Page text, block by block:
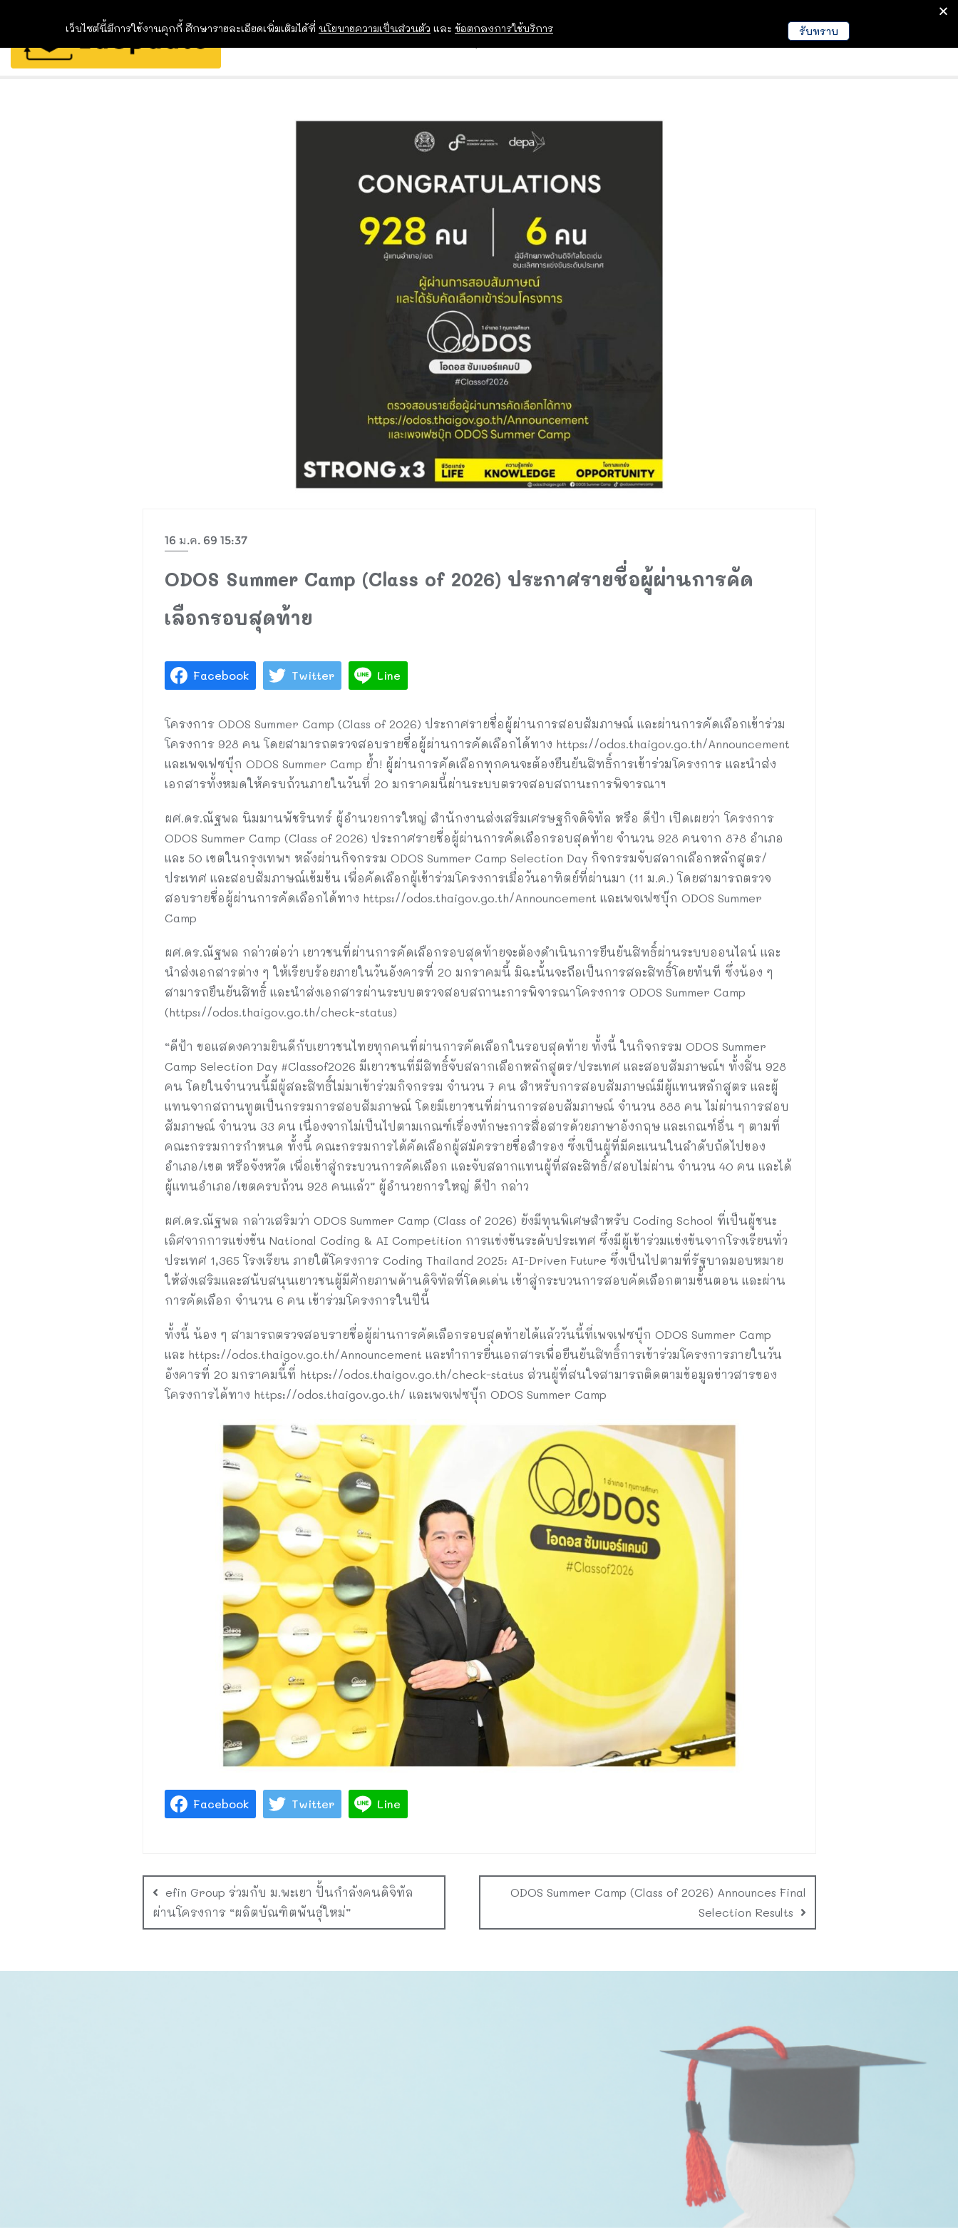
EDUCATION NEWS
16 ม.ค. 69 15:37
ODOS Summer Camp (Class of 2026) ประกาศรายชื่อผู้ผ่านการคัด
เลือกรอบสุดท้าย
Facebook Twitter Line
โครงการ ODOS Summer Camp (Class of 2026) ประกาศรายชื่อผู้ผ่านการสอบสัมภาษณ์ และผ่านการคัดเลือกเข้าร่วม
โครงการ 928 คน โดยสามารถตรวจสอบรายชื่อผู้ผ่านการคัดเลือกได้ทาง https://odos.thaigov.go.th/Announcement
และเพจเฟซบุ๊ก ODOS Summer Camp ย้ำ! ผู้ผ่านการคัดเลือกทุกคนจะต้องยืนยันสิทธิ์การเข้าร่วมโครงการ และนำส่ง
เอกสารทั้งหมดให้ครบถ้วนภายในวันที่ 20 มกราคมนี้ผ่านระบบตรวจสอบสถานะการพิจารณาฯ
ผศ.ดร.ณัฐพล นิมมานพัชรินทร์ ผู้อำนวยการใหญ่ สำนักงานส่งเสริมเศรษฐกิจดิจิทัล หรือ ดีป้า เปิดเผยว่า โครงการ
ODOS Summer Camp (Class of 2026) ประกาศรายชื่อผู้ผ่านการคัดเลือกรอบสุดท้าย จำนวน 928 คนจาก 878 อำเภอ
และ 50 เขตในกรุงเทพฯ หลังผ่านกิจกรรม ODOS Summer Camp Selection Day กิจกรรมจับสลากเลือกหลักสูตร/
ประเทศ และสอบสัมภาษณ์เข้มข้น เพื่อคัดเลือกผู้เข้าร่วมโครงการเมื่อวันอาทิตย์ที่ผ่านมา (11 ม.ค.) โดยสามารถตรวจ
สอบรายชื่อผู้ผ่านการคัดเลือกได้ทาง https://odos.thaigov.go.th/Announcement และเพจเฟซบุ๊ก ODOS Summer
Camp
ผศ.ดร.ณัฐพล กล่าวต่อว่า เยาวชนที่ผ่านการคัดเลือกรอบสุดท้ายจะต้องดำเนินการยืนยันสิทธิ์ผ่านระบบออนไลน์ และ
นำส่งเอกสารต่าง ๆ ให้เรียบร้อยภายในวันอังคารที่ 20 มกราคมนี้ มิฉะนั้นจะถือเป็นการสละสิทธิ์โดยทันที ซึ่งน้อง ๆ
สามารถยืนยันสิทธิ์ และนำส่งเอกสารผ่านระบบตรวจสอบสถานะการพิจารณาโครงการ ODOS Summer Camp
(https://odos.thaigov.go.th/check-status)
“ดีป้า ขอแสดงความยินดีกับเยาวชนไทยทุกคนที่ผ่านการคัดเลือกในรอบสุดท้าย ทั้งนี้ ในกิจกรรม ODOS Summer
Camp Selection Day #Classof2026 มีเยาวชนที่มีสิทธิ์จับสลากเลือกหลักสูตร/ประเทศ และสอบสัมภาษณ์ฯ ทั้งสิ้น 928
คน โดยในจำนวนนี้มีผู้สละสิทธิ์ไม่มาเข้าร่วมกิจกรรม จำนวน 7 คน สำหรับการสอบสัมภาษณ์มีผู้แทนหลักสูตร และผู้
แทนจากสถานทูตเป็นกรรมการสอบสัมภาษณ์ โดยมีเยาวชนที่ผ่านการสอบสัมภาษณ์ จำนวน 888 คน ไม่ผ่านการสอบ
สัมภาษณ์ จำนวน 33 คน เนื่องจากไม่เป็นไปตามเกณฑ์เรื่องทักษะการสื่อสารด้วยภาษาอังกฤษ และเกณฑ์อื่น ๆ ตามที่
คณะกรรมการกำหนด ทั้งนี้ คณะกรรมการได้คัดเลือกผู้สมัครรายชื่อสำรอง ซึ่งเป็นผู้ที่มีคะแนนในลำดับถัดไปของ
อำเภอ/เขต หรือจังหวัด เพื่อเข้าสู่กระบวนการคัดเลือก และจับสลากแทนผู้ที่สละสิทธิ์/สอบไม่ผ่าน จำนวน 40 คน และได้
ผู้แทนอำเภอ/เขตครบถ้วน 928 คนแล้ว” ผู้อำนวยการใหญ่ ดีป้า กล่าว
ผศ.ดร.ณัฐพล กล่าวเสริมว่า ODOS Summer Camp (Class of 2026) ยังมีทุนพิเศษสำหรับ Coding School ที่เป็นผู้ชนะ
เลิศจากการแข่งขัน National Coding & AI Competition การแข่งขันระดับประเทศ ซึ่งมีผู้เข้าร่วมแข่งขันจากโรงเรียนทั่ว
ประเทศ 1,365 โรงเรียน ภายใต้โครงการ Coding Thailand 2025: AI-Driven Future ซึ่งเป็นไปตามที่รัฐบาลมอบหมาย
ให้ส่งเสริมและสนับสนุนเยาวชนผู้มีศักยภาพด้านดิจิทัลที่โดดเด่น เข้าสู่กระบวนการสอบคัดเลือกตามขั้นตอน และผ่าน
การคัดเลือก จำนวน 6 คน เข้าร่วมโครงการในปีนี้
ทั้งนี้ น้อง ๆ สามารถตรวจสอบรายชื่อผู้ผ่านการคัดเลือกรอบสุดท้ายได้แล้ววันนี้ที่เพจเฟซบุ๊ก ODOS Summer Camp
และ https://odos.thaigov.go.th/Announcement และทำการยื่นเอกสารเพื่อยืนยันสิทธิ์การเข้าร่วมโครงการภายในวัน
อังคารที่ 20 มกราคมนี้ที่ https://odos.thaigov.go.th/check-status ส่วนผู้ที่สนใจสามารถติดตามข้อมูลข่าวสารของ
โครงการได้ทาง https://odos.thaigov.go.th/ และเพจเฟซบุ๊ก ODOS Summer Camp
Facebook Twitter Line
efin Group ร่วมกับ ม.พะเยา ปั้นกำลังคนดิจิทัล
ผ่านโครงการ “ผลิตบัณฑิตพันธุ์ใหม่”
ODOS Summer Camp (Class of 2026) Announces Final
Selection Results
เว็บไซต์นี้มีการใช้งานคุกกี้ ศึกษารายละเอียดเพิ่มเติมได้ที่ นโยบายความเป็นส่วนตัว และ ข้อตกลงการใช้บริการ รับทราบ